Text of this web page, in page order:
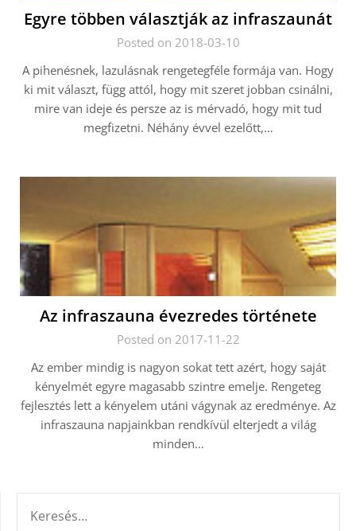
Egyre többen választják az infraszaunát
Posted on 2018-03-10
A pihenésnek, lazulásnak rengetegféle formája van. Hogy
ki mit választ, függ attól, hogy mit szeret jobban csinálni,
mire van ideje és persze az is mérvadó, hogy mit tud
megfizetni. Néhány évvel ezelőtt,…
Az infraszauna évezredes története
Posted on 2017-11-22
Az ember mindig is nagyon sokat tett azért, hogy saját
kényelmét egyre magasabb szintre emelje. Rengeteg
fejlesztés lett a kényelem utáni vágynak az eredménye. Az
infraszauna napjainkban rendkívül elterjedt a világ
minden…